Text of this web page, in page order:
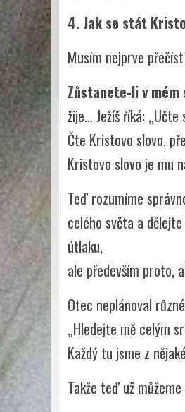
4. Jak se stát
Musím nejprve
Zůstanete-li v mém
žije… Ježíš říká:
Čte Kristovo slovo,
Kristovo slovo je mu
Teď rozumíme
celého světa a
útlaku,
ale především proto,
Otec neplánoval
„Hledejte mě celým
Každý tu jsme z
Takže teď už